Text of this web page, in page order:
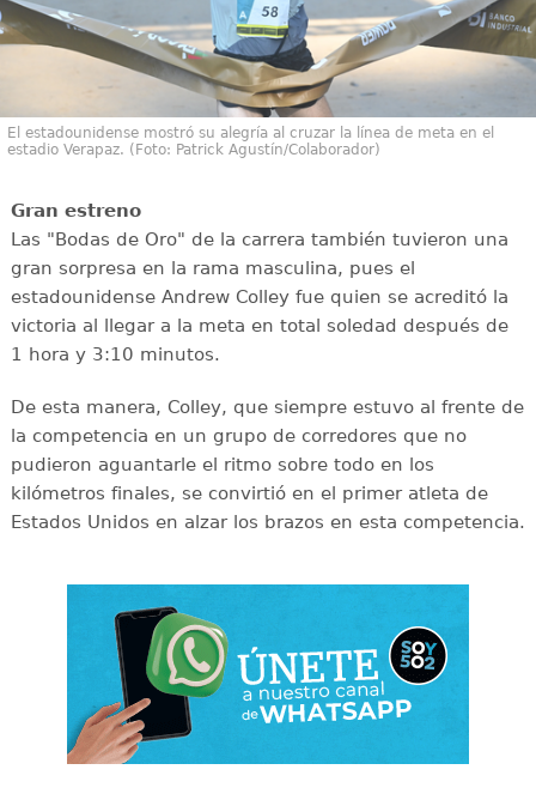
El estadounidense mostró su alegría al cruzar la línea de meta en el
estadio Verapaz. (Foto: Patrick Agustín/Colaborador)
Gran estreno
Las "Bodas de Oro" de la carrera también tuvieron una
gran sorpresa en la rama masculina, pues el
estadounidense Andrew Colley fue quien se acreditó la
victoria al llegar a la meta en total soledad después de
1 hora y 3:10 minutos.
De esta manera, Colley, que siempre estuvo al frente de
la competencia en un grupo de corredores que no
pudieron aguantarle el ritmo sobre todo en los
kilómetros finales, se convirtió en el primer atleta de
Estados Unidos en alzar los brazos en esta competencia.